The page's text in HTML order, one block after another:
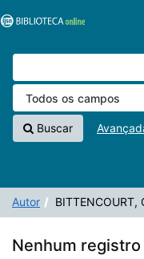
não corresponde a nenhum
VuFind
Buscar
Autor BITTENCOURT,
Nenhum